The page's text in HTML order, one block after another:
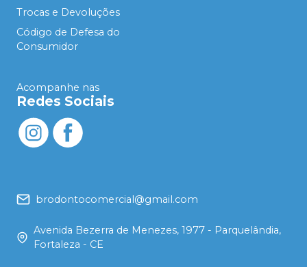
Trocas e Devoluções
Código de Defesa do
Consumidor
Acompanhe nas
Redes Sociais
brodontocomercial@gmail.com
Avenida Bezerra de Menezes, 1977 - Parquelândia,
Fortaleza - CE